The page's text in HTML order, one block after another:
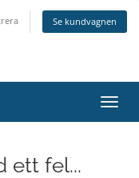
Se kundvagnen
Växla
ett fel...